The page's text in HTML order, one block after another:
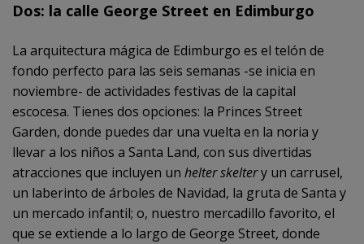
Dos: la calle George Street en Edimburgo
La arquitectura mágica de Edimburgo es el telón de
fondo perfecto para las seis semanas -se inicia en
noviembre- de actividades festivas de la capital
escocesa. Tienes dos opciones: la Princes Street
Garden, donde puedes dar una vuelta en la noria y
llevar a los niños a Santa Land, con sus divertidas
atracciones que incluyen un helter skeltery un carrusel,
un laberinto de árboles de Navidad, la gruta de Santa y
un mercado infantil; o, nuestro mercadillo favorito, el
que se extiende a lo largo de George Street, donde